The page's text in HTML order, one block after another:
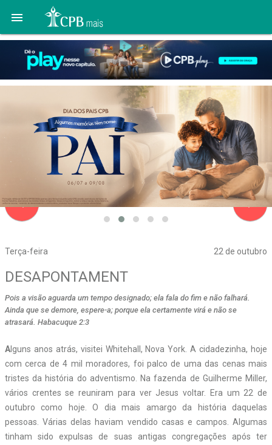

Terça-feira 22 de outubro
navigate_before
DESAPONTAMENT
Pois a visão aguarda um tempo designado; ela fala do fim e não falhará.
Ainda que se demore, espere-a; porque ela certamente virá e não se
atrasará. Habacuque 2:3
Alguns anos atrás, visitei Whitehall, Nova York. A cidadezinha, hoje
com cerca de 4 mil moradores, foi palco de uma das cenas mais
tristes da história do adventismo. Na fazenda de Guilherme Miller,
vários crentes se reuniram para ver Jesus voltar. Era um 22 de
outubro como hoje. O dia mais amargo da história daquelas
pessoas. Várias delas haviam vendido casas e campos. Algumas
tinham sido expulsas de suas antigas congregações após ter
navigate_next